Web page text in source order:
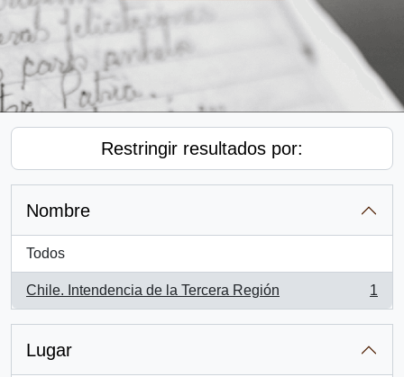
Restringir resultados por:
Nombre
Todos
Chile. Intendencia de la Tercera Región
, 1 resultados
1
Lugar